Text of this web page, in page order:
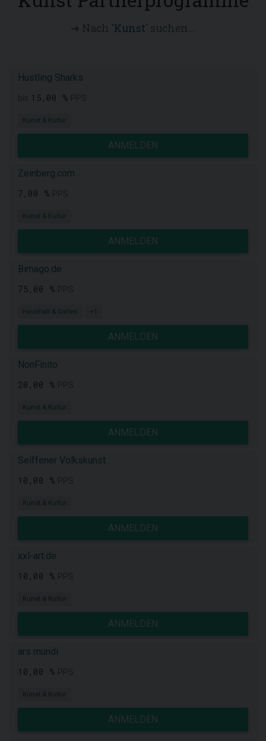
Kunst
Hustling Sharks
15,00 %
Kunst & Kultur
ANMELDEN
Zeinberg.com
7,00 %
Kunst & Kultur
ANMELDEN
Bimago.de
75,00 %
Haushalt & Garten +1
ANMELDEN
NonFinito
20,00 %
Kunst & Kultur
ANMELDEN
Seiffener Volkskunst
10,00 %
Kunst & Kultur
ANMELDEN
xxl-art.de
10,00 %
Kunst & Kultur
ANMELDEN
ars mundi
10,00 %
Kunst & Kultur
ANMELDEN